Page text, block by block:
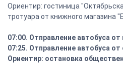
Ориентир: гостиница
тротуара от книжного магазина
07:00. Отправление автобуса от
07:25. Отправление автобуса
Ориентир: остановка